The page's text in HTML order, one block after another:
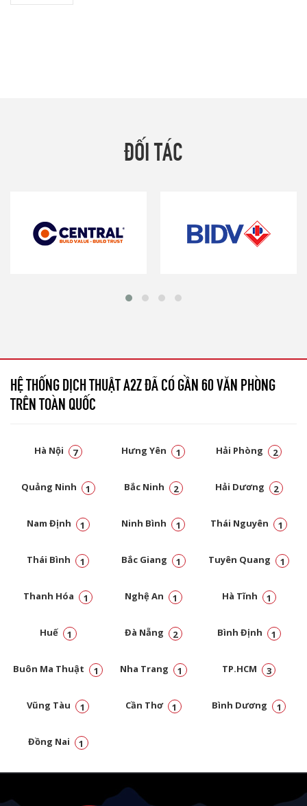
ĐỐI TÁC
HỆ THỐNG DỊCH THUẬT A2Z ĐÃ CÓ GẦN 60 VĂN PHÒNG
TRÊN TOÀN QUỐC
Hà Nội 7 Hưng Yên 1 Hải Phòng 2
Quảng Ninh 1 Bắc Ninh 2 Hải Dương 2
Nam Định 1 Ninh Bình 1 Thái Nguyên 1
Thái Bình 1 Bắc Giang 1 Tuyên Quang 1
Thanh Hóa 1 Nghệ An 1 Hà Tĩnh 1
Huế 1 Đà Nẵng 2 Bình Định 1
Buôn Ma Thuật 1 Nha Trang 1 TP.HCM 3
Vũng Tàu 1 Cần Thơ 1 Bình Dương 1
Đồng Nai 1